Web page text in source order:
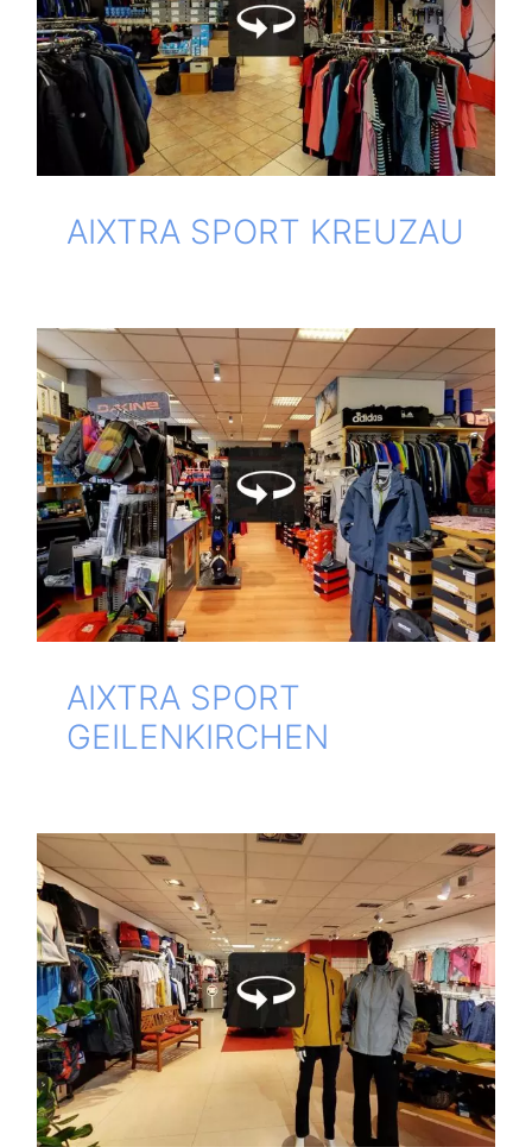
AIXTRA SPORT KREUZAU
AIXTRA SPORT
GEILENKIRCHEN